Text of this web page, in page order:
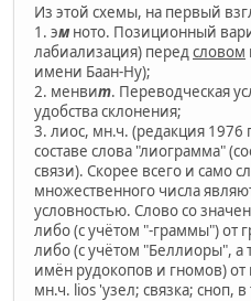
Из этой схемы, на первый
1. эмното. Позиционный
лабиализация) перед словом
имени Баан-Ну);
2. менвит. Переводческая
удобства склонения;
3. лиос, мн.ч. (редакция 1976
составе слова "лиограмма"
связи). Скорее всего и само
множественного числа
условностью. Слово со
либо (с учётом "-граммы") от
либо (с учётом "Беллиоры", а
имён рудокопов и гномов) от
мн.ч. lios 'узел; связка; сноп,